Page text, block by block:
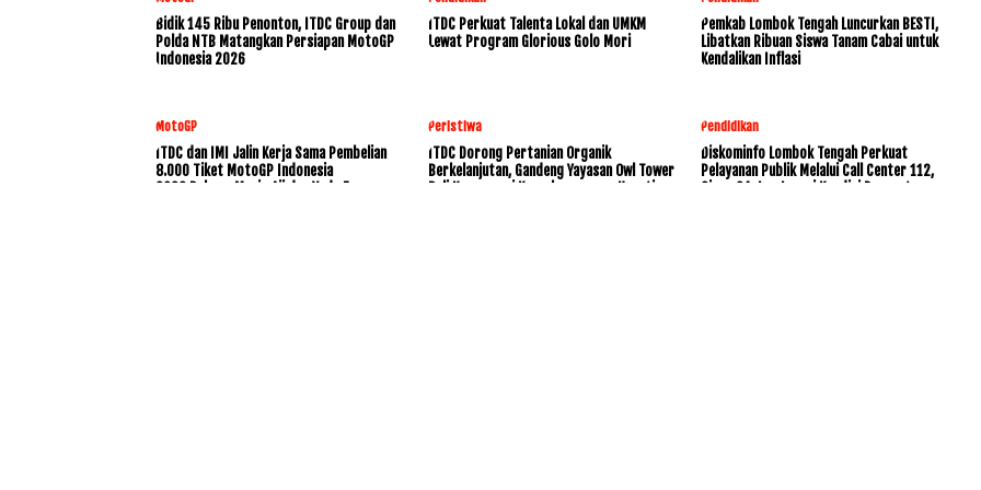
Bidik 145 Ribu Penonton, ITDC Group dan
Polda NTB Matangkan Persiapan MotoGP
Indonesia 2026
ITDC Perkuat Talenta Lokal dan UMKM
Lewat Program Glorious Golo Mori
Pemkab Lombok Tengah Luncurkan BESTI,
Libatkan Ribuan Siswa Tanam Cabai untuk
Kendalikan Inflasi
MotoGP
ITDC dan IMI Jalin Kerja Sama Pembelian
8.000 Tiket MotoGP Indonesia
2026,Dukung Mario Aji dan Veda Ega
Peristiwa
ITDC Dorong Pertanian Organik
Berkelanjutan, Gandeng Yayasan Owl Tower
Bali Konservasi Keanekaragaman Hayati
Pendidikan
Diskominfo Lombok Tengah Perkuat
Pelayanan Publik Melalui Call Center 112,
Siaga 24 Jam Layani Kondisi Darurat